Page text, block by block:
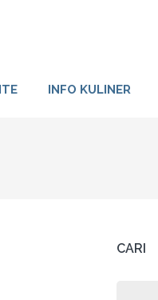
INFO KULINER
CARI